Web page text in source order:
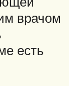
врачом
есть